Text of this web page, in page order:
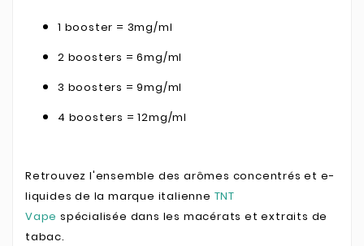
1 booster = 3mg/ml
2 boosters = 6mg/ml
3 boosters = 9mg/ml
4 boosters = 12mg/ml
Retrouvez l'ensemble des arômes concentrés et e-
liquides de la marque italienne TNT
Vape spécialisée dans les macérats et extraits de
tabac.